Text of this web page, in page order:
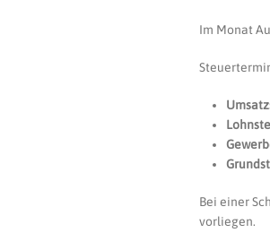
Im Monat
Bei einer
vorliegen.